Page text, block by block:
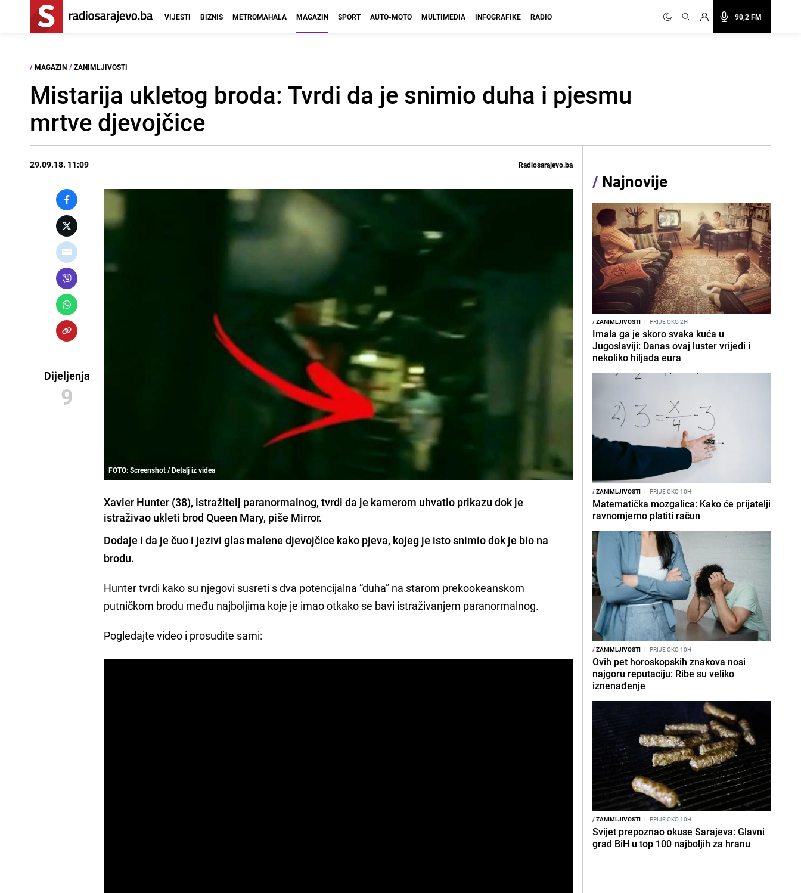
90,2 FM
VIJESTI BIZNIS METROMAHALA MAGAZIN SPORT AUTO-MOTO MULTIMEDIA INFOGRAFIKE RADIO
/ MAGAZIN / ZANIMLJIVOSTI
Mistarija ukletog broda: Tvrdi da je snimio duha i pjesmu
mrtve djevojčice
29.09.18. 11:09 Radiosarajevo.ba
Dijeljenja
9
FOTO: Screenshot / Detalj iz videa
Xavier Hunter (38), istražitelj paranormalnog, tvrdi da je kamerom uhvatio prikazu dok je
istraživao ukleti brod Queen Mary, piše Mirror.
Dodaje i da je čuo i jezivi glas malene djevojčice kako pjeva, kojeg je isto snimio dok je bio na
brodu.
Hunter tvrdi kako su njegovi susreti s dva potencijalna “duha” na starom prekookeanskom
putničkom brodu među najboljima koje je imao otkako se bavi istraživanjem paranormalnog.
Pogledajte video i prosudite sami:
/ Najnovije
/ZANIMLJIVOSTI I PRIJE OKO 2H
Imala ga je skoro svaka kuća u
Jugoslaviji: Danas ovaj luster vrijedi i
nekoliko hiljada eura
/ZANIMLJIVOSTI I PRIJE OKO 10H
Matematička mozgalica: Kako će prijatelji
ravnomjerno platiti račun
/ZANIMLJIVOSTI I PRIJE OKO 10H
Ovih pet horoskopskih znakova nosi
najgoru reputaciju: Ribe su veliko
iznenađenje
/ZANIMLJIVOSTI I PRIJE OKO 10H
Svijet prepoznao okuse Sarajeva: Glavni
grad BiH u top 100 najboljih za hranu